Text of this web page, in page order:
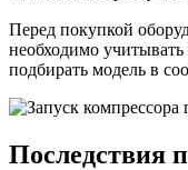
Перед покупкой
необходимо
подбирать модель в
Последствия